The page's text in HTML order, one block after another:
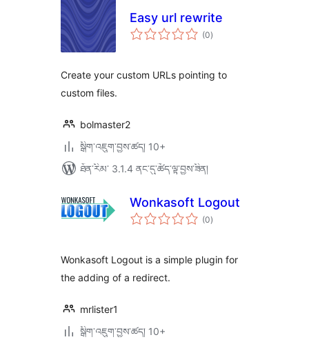
Easy url rewrite
(0གདེང་
འཇོག་
)
Create your custom URLs pointing to
custom files.
bolmaster2
སྒྲིག་འཇུག་བྱས་ཚད། 10+
ཐོན་རིམ་ 3.1.4 ནང་དུ་ཚོད་ལྟ་བྱས་ཟིན།
Wonkasoft Logout
(0གདེང་
འཇོག་
)
Wonkasoft Logout is a simple plugin for
the adding of a redirect.
mrlister1
སྒྲིག་འཇུག་བྱས་ཚད། 10+